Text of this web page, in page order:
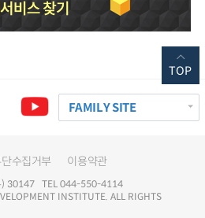
FAMILY SITE
수집거부 이용약관
) 30147 TEL 044-550-4114
INSTITUTE. ALL RIGHTS
TOP